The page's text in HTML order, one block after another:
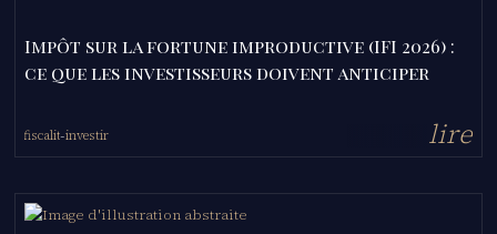
Impôt sur la fortune improductive (IFI 2026) :
ce que les investisseurs doivent anticiper
fiscalité
-investir lire